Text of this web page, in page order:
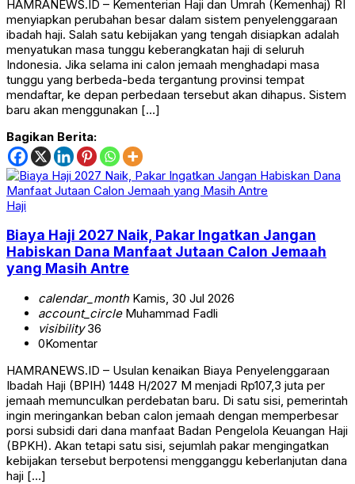
HAMRANEWS.ID – Kementerian Haji dan Umrah (Kemenhaj) RI
menyiapkan perubahan besar dalam sistem penyelenggaraan
ibadah haji. Salah satu kebijakan yang tengah disiapkan adalah
menyatukan masa tunggu keberangkatan haji di seluruh
Indonesia. Jika selama ini calon jemaah menghadapi masa
tunggu yang berbeda-beda tergantung provinsi tempat
mendaftar, ke depan perbedaan tersebut akan dihapus. Sistem
baru akan menggunakan […]
Bagikan Berita:
Haji
Biaya Haji 2027 Naik, Pakar Ingatkan Jangan
Habiskan Dana Manfaat Jutaan Calon Jemaah
yang Masih Antre
calendar_monthKamis, 30 Jul 2026
account_circleMuhammad Fadli
visibility36
0Komentar
HAMRANEWS.ID – Usulan kenaikan Biaya Penyelenggaraan
Ibadah Haji (BPIH) 1448 H/2027 M menjadi Rp107,3 juta per
jemaah memunculkan perdebatan baru. Di satu sisi, pemerintah
ingin meringankan beban calon jemaah dengan memperbesar
porsi subsidi dari dana manfaat Badan Pengelola Keuangan Haji
(BPKH). Akan tetapi satu sisi, sejumlah pakar mengingatkan
kebijakan tersebut berpotensi mengganggu keberlanjutan dana
haji […]